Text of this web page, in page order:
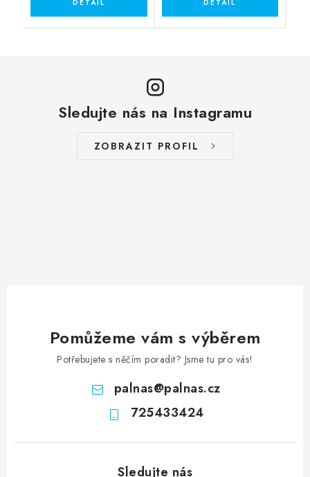
Sledujte nás na Instagramu
ZOBRAZIT PROFIL
Pomůžeme vám s výběrem
Potřebujete s něčím poradit? Jsme tu pro vás!
palnas@palnas.cz
725433424